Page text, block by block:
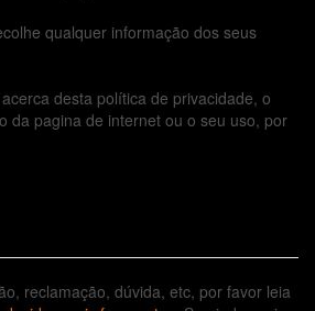
qualquer informação dos seus
desta política de privacidade, o
da pagina de internet ou o seu uso, por
reclamação, dúvida, etc, por favor leia